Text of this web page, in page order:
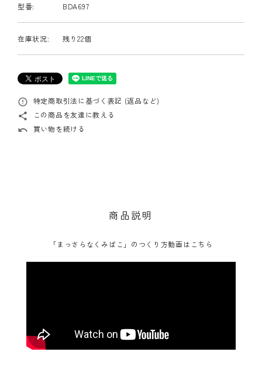
型番: BDA697
在庫状況: 残り22個
error_outline 特定商取引法に基づく表記 (返品など)
share この商品を友達に教える
undo 買い物を続ける
商品説明
「まっさらなくみばこ」のつくり方動画はこちら